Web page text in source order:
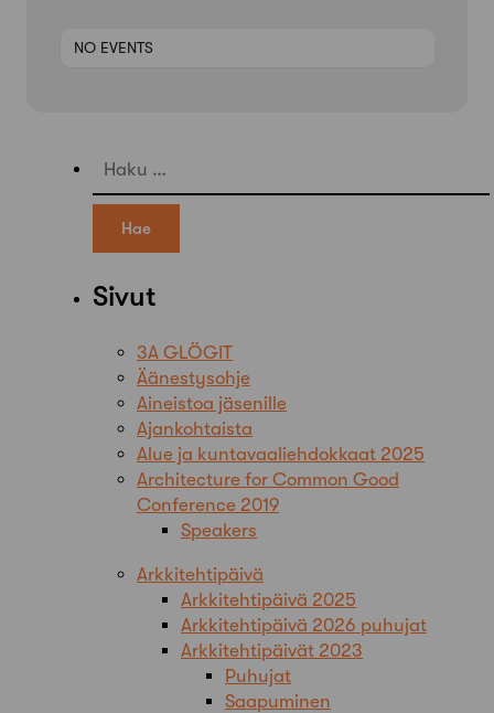
NO EVENTS
Haku:
Sivut
3A GLÖGIT
Äänestysohje
Aineistoa jäsenille
Ajankohtaista
Alue ja kuntavaaliehdokkaat 2025
Architecture for Common Good
Conference 2019
Speakers
Arkkitehtipäivä
Arkkitehtipäivä 2025
Arkkitehtipäivä 2026 puhujat
Arkkitehtipäivät 2023
Puhujat
Saapuminen